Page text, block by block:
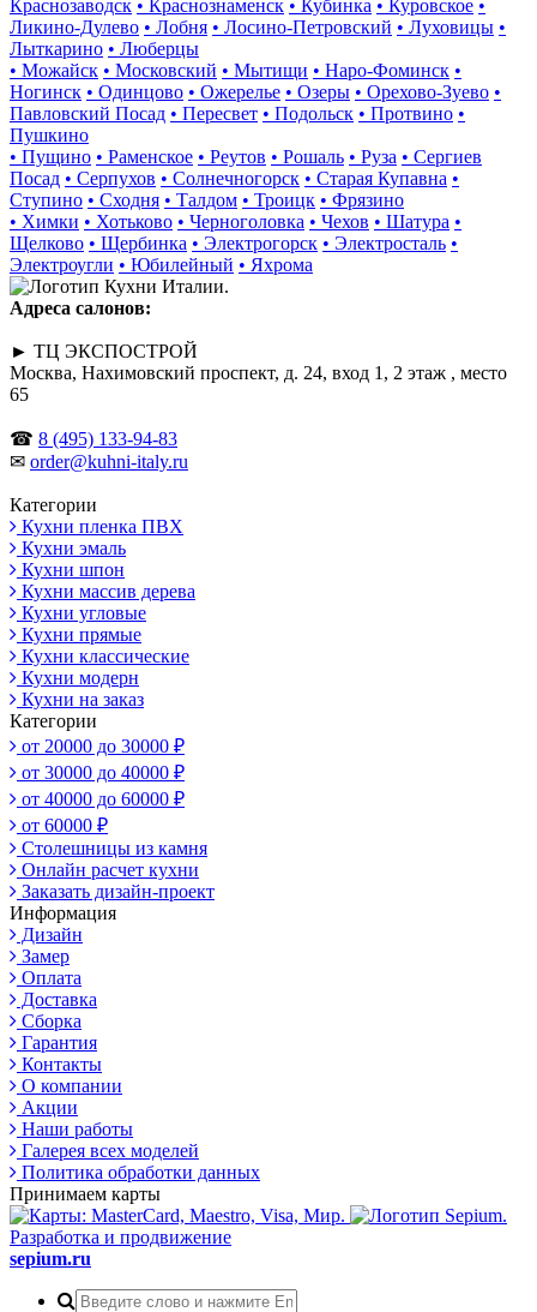
Краснозаводск • Краснознаменск • Кубинка • Куровское •
Ликино-Дулево • Лобня • Лосино-Петровский • Луховицы •
Лыткарино • Люберцы
• Можайск • Московский • Мытищи • Наро-Фоминск •
Ногинск • Одинцово • Ожерелье • Озеры • Орехово-Зуево •
Павловский Посад • Пересвет • Подольск • Протвино •
Пушкино
• Пущино • Раменское • Реутов • Рошаль • Руза • Сергиев
Посад • Серпухов • Солнечногорск • Старая Купавна •
Ступино • Сходня • Талдом • Троицк • Фрязино
• Химки • Хотьково • Черноголовка • Чехов • Шатура •
Щелково • Щербинка • Электрогорск • Электросталь •
Электроугли • Юбилейный • Яхрома
Адреса салонов:
► ТЦ ЭКСПОСТРОЙ
Москва, Нахимовский проспект, д. 24, вход 1, 2 этаж , место
65
☎ 8 (495) 133-94-83
✉ order@kuhni-italy.ru
Категории
Кухни пленка ПВХ
Кухни эмаль
Кухни шпон
Кухни массив дерева
Кухни угловые
Кухни прямые
Кухни классические
Кухни модерн
Кухни на заказ
Категории
от 20000 до 30000 ₽
от 30000 до 40000 ₽
от 40000 до 60000 ₽
от 60000 ₽
Столешницы из камня
Онлайн расчет кухни
Заказать дизайн-проект
Информация
Дизайн
Замер
Оплата
Доставка
Сборка
Гарантия
Контакты
О компании
Акции
Наши работы
Галерея всех моделей
Политика обработки данных
Принимаем карты
Разработка и продвижение
sepium.ru